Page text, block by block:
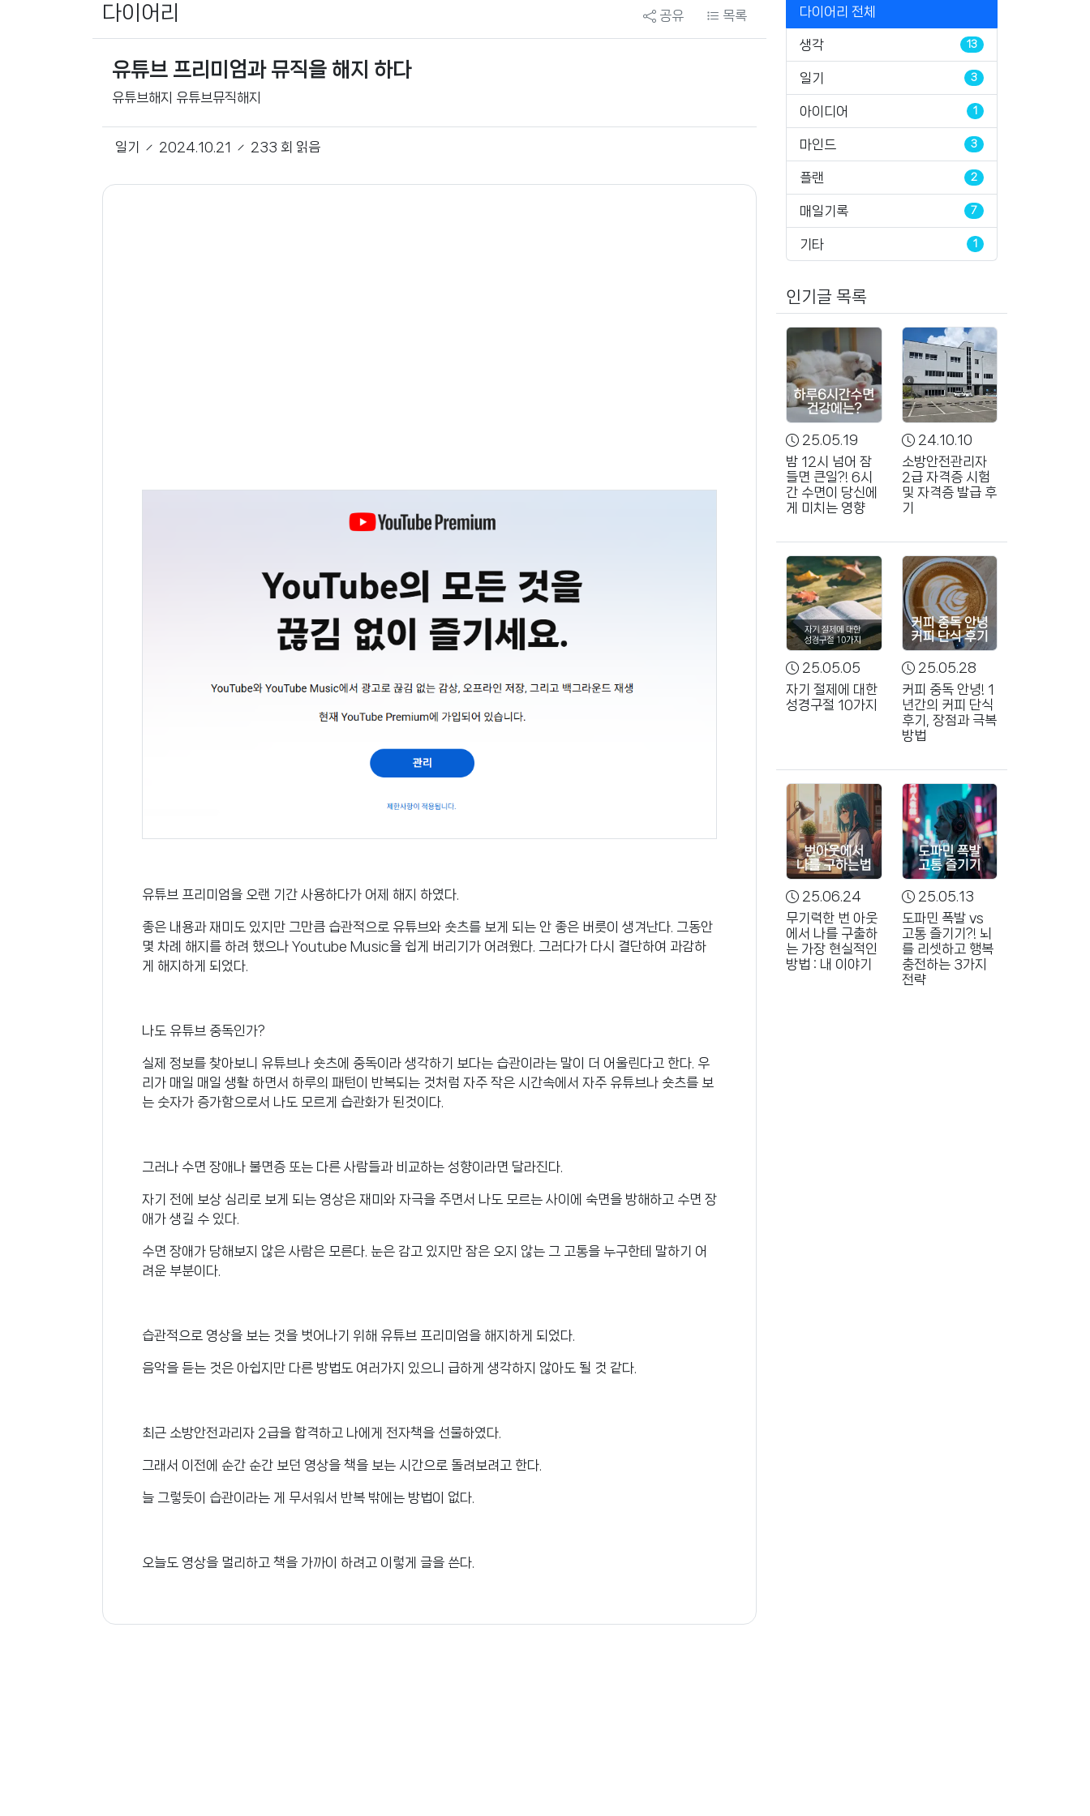
다이어리 공유 목록
유튜브 프리미엄과 뮤직을 해지 하다
유튜브해지 유튜브뮤직해지
일기 2024.10.21 233 회 읽음
유튜브 프리미엄을 오랜 기간 사용하다가 어제 해지 하였다.
좋은 내용과 재미도 있지만 그만큼 습관적으로 유튜브와 숏츠를 보게 되는 안 좋은 버릇이 생겨난다. 그동안
몇 차례 해지를 하려 했으나 Youtube Music을 쉽게 버리기가 어려웠다. 그러다가 다시 결단하여 과감하
게 해지하게 되었다.
나도 유튜브 중독인가?
실제 정보를 찾아보니 유튜브나 숏츠에 중독이라 생각하기 보다는 습관이라는 말이 더 어울린다고 한다. 우
리가 매일 매일 생활 하면서 하루의 패턴이 반복되는 것처럼 자주 작은 시간속에서 자주 유튜브나 숏츠를 보
는 숫자가 증가함으로서 나도 모르게 습관화가 된것이다.
그러나 수면 장애나 불면증 또는 다른 사람들과 비교하는 성향이라면 달라진다.
자기 전에 보상 심리로 보게 되는 영상은 재미와 자극을 주면서 나도 모르는 사이에 숙면을 방해하고 수면 장
애가 생길 수 있다.
수면 장애가 당해보지 않은 사람은 모른다. 눈은 감고 있지만 잠은 오지 않는 그 고통을 누구한테 말하기 어
려운 부분이다.
습관적으로 영상을 보는 것을 벗어나기 위해 유튜브 프리미엄을 해지하게 되었다.
음악을 듣는 것은 아쉽지만 다른 방법도 여러가지 있으니 급하게 생각하지 않아도 될 것 같다.
최근 소방안전과리자 2급을 합격하고 나에게 전자책을 선물하였다.
그래서 이전에 순간 순간 보던 영상을 책을 보는 시간으로 돌려보려고 한다.
늘 그렇듯이 습관이라는 게 무서워서 반복 밖에는 방법이 없다.
오늘도 영상을 멀리하고 책을 가까이 하려고 이렇게 글을 쓴다.
다이어리 전체
생각 13
일기 3
아이디어 1
마인드 3
플랜 2
매일기록 7
기타 1
인기글 목록
25.05.19
밤 12시 넘어 잠
들면 큰일?! 6시
간 수면이 당신에
게 미치는 영향
24.10.10
소방안전관리자
2급 자격증 시험
및 자격증 발급 후
기
25.05.05
자기 절제에 대한
성경구절 10가지
25.05.28
커피 중독 안녕! 1
년간의 커피 단식
후기, 장점과 극복
방법
25.06.24
무기력한 번 아웃
에서 나를 구출하
는 가장 현실적인
방법 : 내 이야기
25.05.13
도파민 폭발 vs
고통 즐기기?! 뇌
를 리셋하고 행복
충전하는 3가지
전략